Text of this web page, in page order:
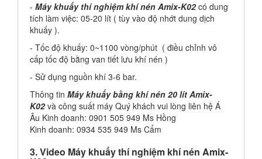
- Máy khuấy thí nghiệm khí nén Amix-K02có dung
tích làm việc: 05-20 lít ( tùy vào độ nhớt dung dịch
khuấy ).
- Tốc độ khuấy: 0~1100 vòng/phút ( điều chỉnh vô
cấp tốc độ bằng van tiết lưu khí nén )
- Sử dụng nguồn khí 3-6 bar.
Thông tin Máy khuấy bằng khí nén 20 lít Amix-
K02 và công suất máy Quý khách vui lòng liên hệ Á
Âu Kinh doanh: 0901 505 949 Ms Hồng
Kinh doanh: 0934 535 949 Ms Cẩm
3. Video Máy khuấy thí nghiệm khí nén Amix-